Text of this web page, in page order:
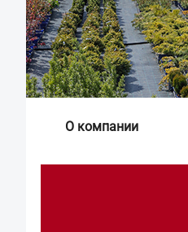
О компании